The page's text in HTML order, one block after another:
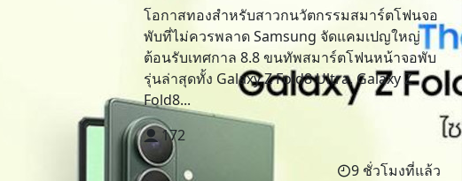
โอกาสทองสำหรับสาวกนวัตกรรมสมาร์ตโฟนจอ
พับที่ไม่ควรพลาด Samsung จัดแคมเปญใหญ่
ต้อนรับเทศกาล 8.8 ขนทัพสมาร์ตโฟนหน้าจอพับ
รุ่นล่าสุดทั้ง Galaxy Z Fold8 Ultra, Galaxy Z
Fold8...
172
9 ชั่วโมงที่แล้ว